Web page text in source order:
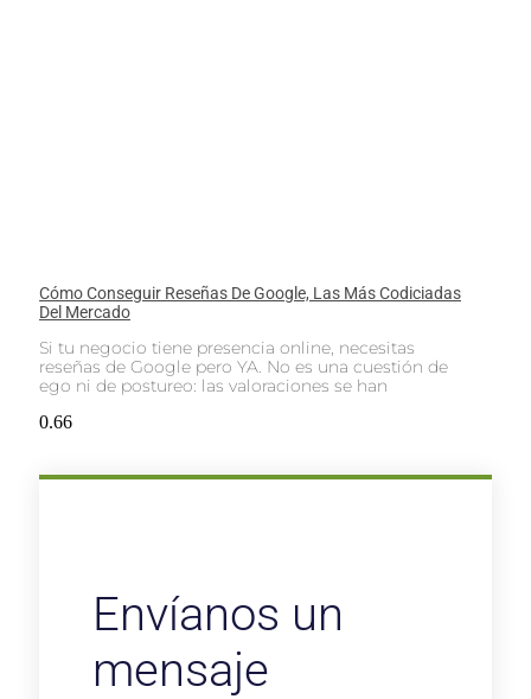
Cómo Conseguir Reseñas De Google, Las Más Codiciadas
Del Mercado
Si tu negocio tiene presencia online, necesitas
reseñas de Google pero YA. No es una cuestión de
ego ni de postureo: las valoraciones se han
Envíanos un
mensaje